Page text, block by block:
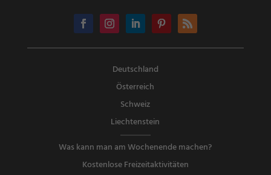
Deutschland
Österreich
Schweiz
Liechtenstein
Was kann man am Wochenende machen?
Kostenlose Freizeitaktivitäten